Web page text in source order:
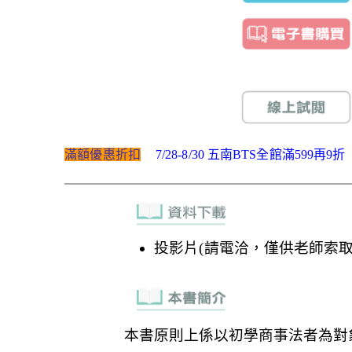
滿額優惠折扣 7/28-8/30 五南BTS全館滿599再9折
投影片(請電洽，僅供老師索